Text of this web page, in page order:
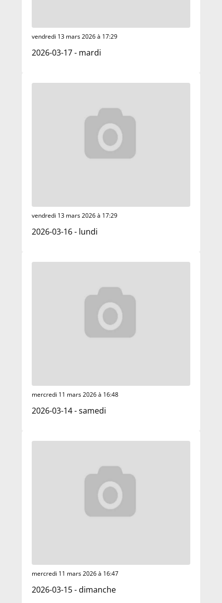
vendredi 13 mars 2026 à 17:29
2026-03-17 - mardi
vendredi 13 mars 2026 à 17:29
2026-03-16 - lundi
mercredi 11 mars 2026 à 16:48
2026-03-14 - samedi
mercredi 11 mars 2026 à 16:47
2026-03-15 - dimanche